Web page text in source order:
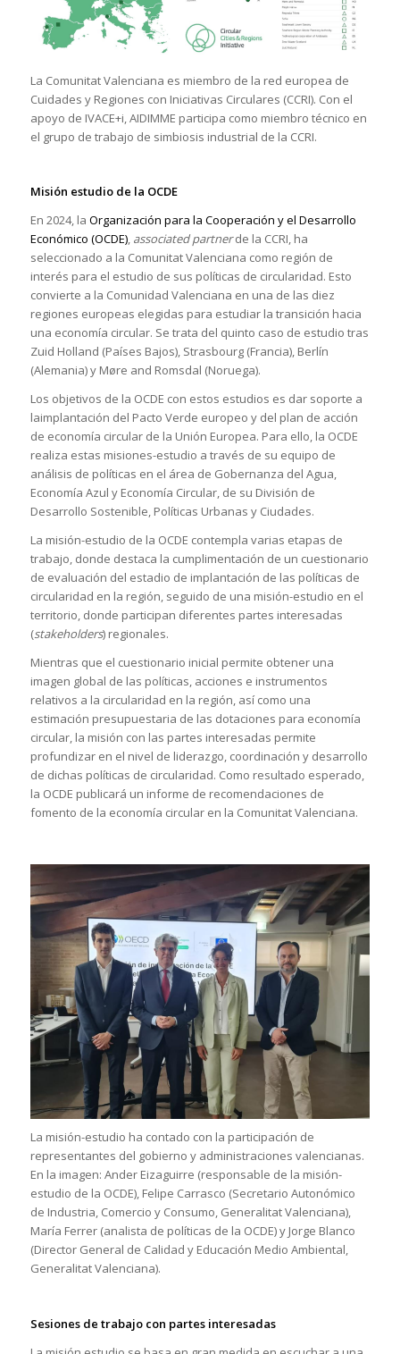
La Comunitat Valenciana es miembro de la red europea de
Cuidades y Regiones con Iniciativas Circulares (CCRI). Con el
apoyo de IVACE+i, AIDIMME participa como miembro técnico en
el grupo de trabajo de simbiosis industrial de la CCRI.
Misión estudio de la OCDE
En 2024, la Organización para la Cooperación y el Desarrollo
Económico (OCDE), associated partnerde la CCRI, ha
seleccionado a la Comunitat Valenciana como región de
interés para el estudio de sus políticas de circularidad. Esto
convierte a la Comunidad Valenciana en una de las diez
regiones europeas elegidas para estudiar la transición hacia
una economía circular. Se trata del quinto caso de estudio tras
Zuid Holland (Países Bajos), Strasbourg (Francia), Berlín
(Alemania) y Møre and Romsdal (Noruega).
Los objetivos de la OCDE con estos estudios es dar soporte a
laimplantación del Pacto Verde europeo y del plan de acción
de economía circular de la Unión Europea. Para ello, la OCDE
realiza estas misiones-estudio a través de su equipo de
análisis de políticas en el área de Gobernanza del Agua,
Economía Azul y Economía Circular, de su División de
Desarrollo Sostenible, Políticas Urbanas y Ciudades.
La misión-estudio de la OCDE contempla varias etapas de
trabajo, donde destaca la cumplimentación de un cuestionario
de evaluación del estadio de implantación de las políticas de
circularidad en la región, seguido de una misión-estudio en el
territorio, donde participan diferentes partes interesadas
(stakeholders) regionales.
Mientras que el cuestionario inicial permite obtener una
imagen global de las políticas, acciones e instrumentos
relativos a la circularidad en la región, así como una
estimación presupuestaria de las dotaciones para economía
circular, la misión con las partes interesadas permite
profundizar en el nivel de liderazgo, coordinación y desarrollo
de dichas políticas de circularidad. Como resultado esperado,
la OCDE publicará un informe de recomendaciones de
fomento de la economía circular en la Comunitat Valenciana.
La misión-estudio ha contado con la participación de
representantes del gobierno y administraciones valencianas.
En la imagen: Ander Eizaguirre (responsable de la misión-
estudio de la OCDE), Felipe Carrasco (Secretario Autonómico
de Industria, Comercio y Consumo, Generalitat Valenciana),
María Ferrer (analista de políticas de la OCDE) y Jorge Blanco
(Director General de Calidad y Educación Medio Ambiental,
Generalitat Valenciana).
Sesiones de trabajo con partes interesadas